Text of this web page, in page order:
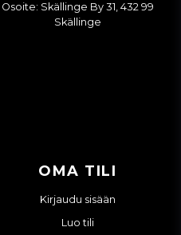
Osoite: Skällinge By 31, 432 99
Skällinge
OMA TILI
Kirjaudu sisään
Luo tili